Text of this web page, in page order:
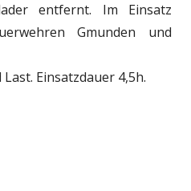
entfernt. Im Einsatz
Gmunden und
Last. Einsatzdauer 4,5h.